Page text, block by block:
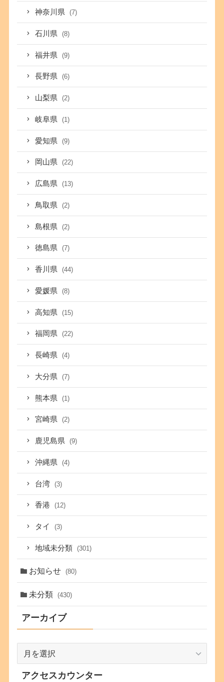
神奈川県 (7)
石川県 (8)
福井県 (9)
長野県 (6)
山梨県 (2)
岐阜県 (1)
愛知県 (9)
岡山県 (22)
広島県 (13)
鳥取県 (2)
島根県 (2)
徳島県 (7)
香川県 (44)
愛媛県 (8)
高知県 (15)
福岡県 (22)
長崎県 (4)
大分県 (7)
熊本県 (1)
宮崎県 (2)
鹿児島県 (9)
沖縄県 (4)
台湾 (3)
香港 (12)
タイ (3)
地域未分類 (301)
お知らせ (80)
未分類 (430)
アーカイブ
カアクセスカウンター